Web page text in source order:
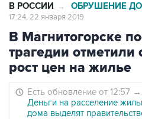
В РОССИИ → ОБРУШЕНИЕ
17:24, 22 января 2019
В Магнитогорске
трагедии
рост цен на жилье
Есть обновление от 12:57 →
Деньги на расселение
дома выделят